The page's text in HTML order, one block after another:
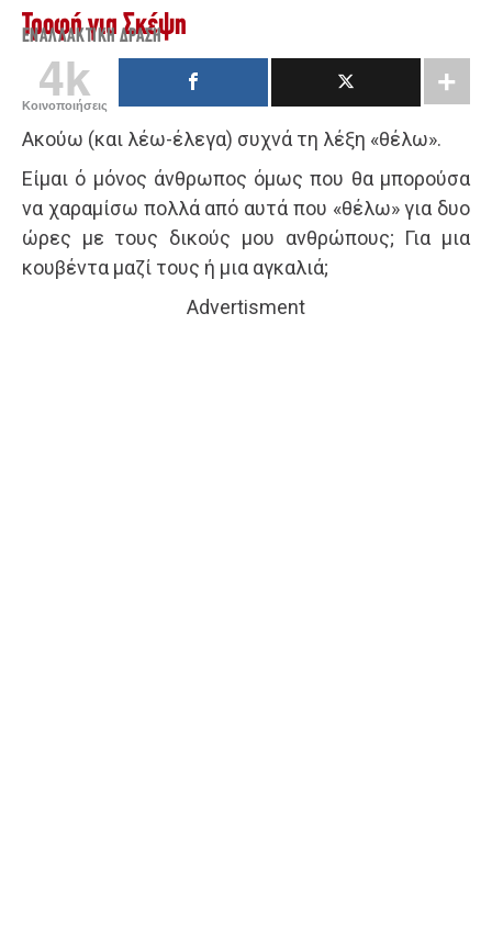
Τροφή για Σκέψη
ΕΝΑΛΛΑΚΤΙΚΉ ΔΡΆΣΗ
4k
Κοινοποιήσεις
Ακούω (και λέω-έλεγα) συχνά τη λέξη «θέλω».
Είμαι ό μόνος άνθρωπος όμως που θα μπορούσα
να χαραμίσω πολλά από αυτά που «θέλω» για δυο
ώρες με τους δικούς μου ανθρώπους; Για μια
κουβέντα μαζί τους ή μια αγκαλιά;
Advertisment